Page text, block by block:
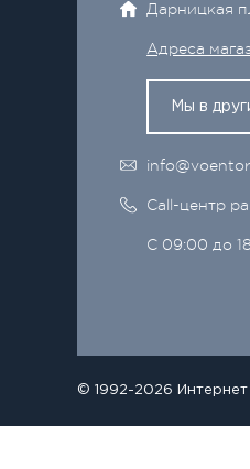
Дарницкая
Адреса
Мы в
Call-центр
С 09:00 до
© 1992-2026